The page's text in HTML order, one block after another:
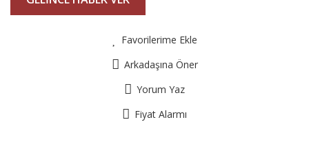
Favorilerime Ekle
Arkadaşına Öner
Yorum Yaz
Fiyat Alarmı